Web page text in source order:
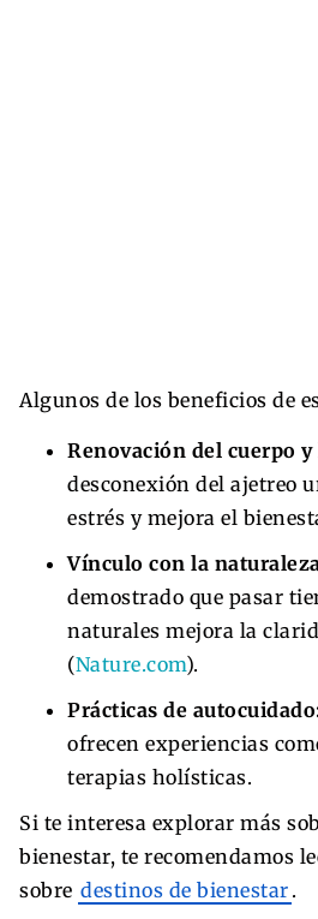
Algunos de los beneficios de
Renovación del cuerpo
desconexión del ajetreo
estrés y mejora el
Vínculo con la
demostrado que pasar
naturales mejora la
(Nature.com).
Prácticas de
ofrecen experiencias
terapias holísticas.
Si te interesa explorar más
bienestar, te recomendamos
sobre destinos de bienestar .